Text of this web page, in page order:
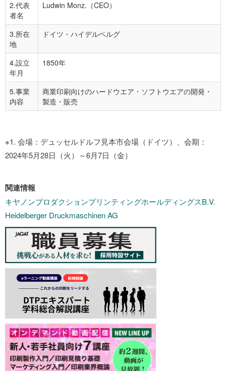
2.代表
者名
Ludwin Monz.（CEO）
3.所在
地
ドイツ・ハイデルベルグ
4.設立
年月
1850年
5.事業
内容
商業印刷向けのハードウエア・ソフトウエアの開発・
製造・販売
※1. 会場：デュッセルドルフ見本市会場（ドイツ）、会期：
2024年5月28日（火）～6月7日（金）
関連情報
キヤノンプロダクションプリンティングホールディングスB.V.
Heidelberger Druckmaschinen AG